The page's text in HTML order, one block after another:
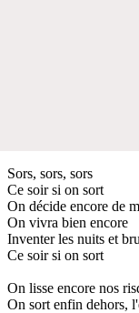
Sors, sors, sors
Ce soir si on sort
On décide encore de
On vivra bien encore
Inventer les nuits et
Ce soir si on sort
On lisse encore nos
On sort enfin dehors,